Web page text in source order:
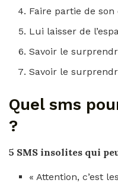
Faire partie de
Lui laisser de
Savoir le
Savoir le
Quel sms
?
5 SMS insolites qui
« Attention, c’est